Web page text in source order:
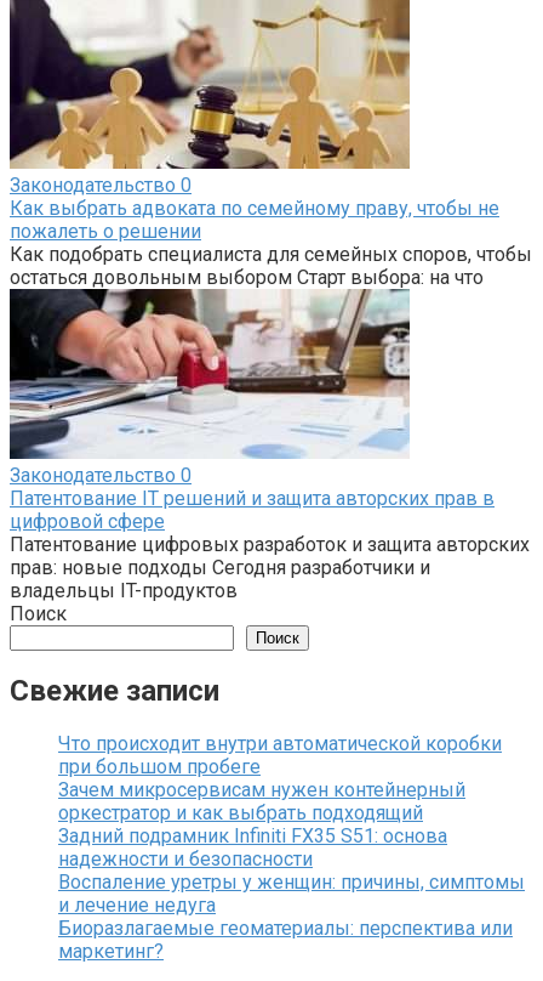
Законодательство 0
Как выбрать адвоката по семейному праву, чтобы не
пожалеть о решении
Как подобрать специалиста для семейных споров, чтобы
остаться довольным выбором Старт выбора: на что
Законодательство 0
Патентование IT решений и защита авторских прав в
цифровой сфере
Патентование цифровых разработок и защита авторских
прав: новые подходы Сегодня разработчики и
владельцы IT-продуктов
Поиск
Поиск
Свежие записи
Что происходит внутри автоматической коробки
при большом пробеге
Зачем микросервисам нужен контейнерный
оркестратор и как выбрать подходящий
Задний подрамник Infiniti FX35 S51: основа
надежности и безопасности
Воспаление уретры у женщин: причины, симптомы
и лечение недуга
Биоразлагаемые геоматериалы: перспектива или
маркетинг?